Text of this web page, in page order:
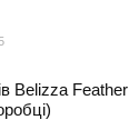
Belizza Feather